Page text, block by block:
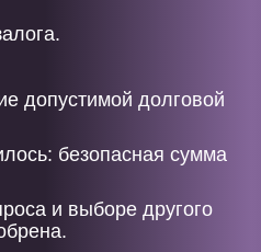
допустимой долговой
безопасная сумма
и выборе другого